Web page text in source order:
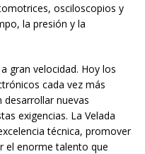
osciloscopios y
la presión y la
gran velocidad. Hoy los
cada vez más
nuevas
exigencias. La Velada
técnica, promover
el enorme talento que